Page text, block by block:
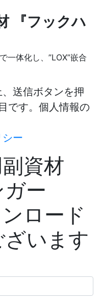
『フックハ
一体化し、”LOX”嵌合
送信ボタンを押
です。 個人情報の
ー
資材
ガー
ロード
います